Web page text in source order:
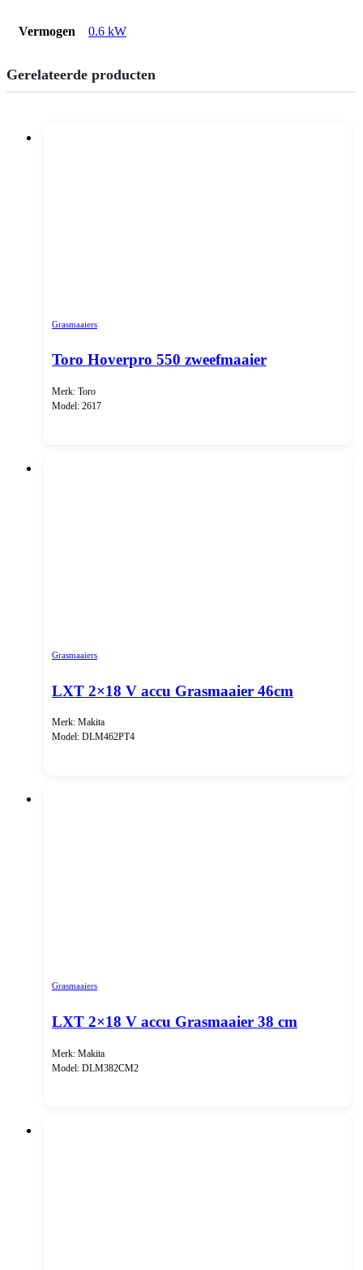
Vermogen 0.6 kW
Gerelateerde producten
Grasmaaiers
Toro Hoverpro 550 zweefmaaier
Merk: Toro
Model: 2617
Grasmaaiers
LXT 2×18 V accu Grasmaaier 46cm
Merk: Makita
Model: DLM462PT4
Grasmaaiers
LXT 2×18 V accu Grasmaaier 38 cm
Merk: Makita
Model: DLM382CM2